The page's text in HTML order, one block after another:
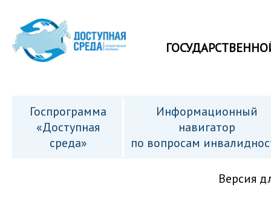
Госпрограмма
«Доступная
среда»
Информационный
навигатор
по вопросам
Версия